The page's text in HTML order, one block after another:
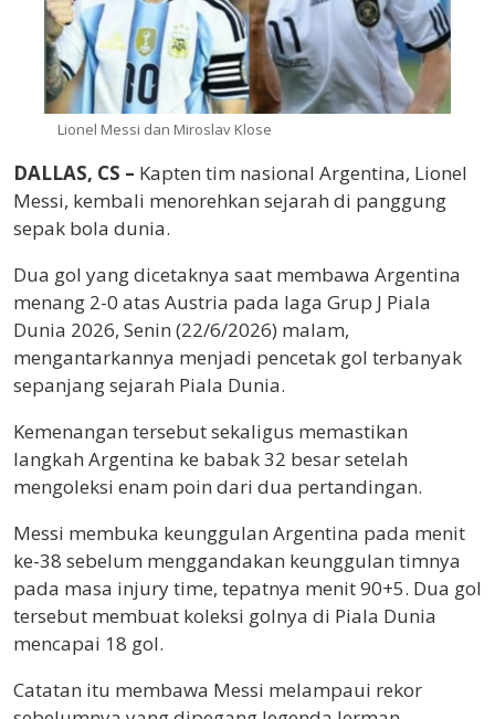
Lionel Messi dan Miroslav Klose
DALLAS, CS – Kapten tim nasional Argentina, Lionel
Messi, kembali menorehkan sejarah di panggung
sepak bola dunia.
Dua gol yang dicetaknya saat membawa Argentina
menang 2-0 atas Austria pada laga Grup J Piala
Dunia 2026, Senin (22/6/2026) malam,
mengantarkannya menjadi pencetak gol terbanyak
sepanjang sejarah Piala Dunia.
Kemenangan tersebut sekaligus memastikan
langkah Argentina ke babak 32 besar setelah
mengoleksi enam poin dari dua pertandingan.
Messi membuka keunggulan Argentina pada menit
ke-38 sebelum menggandakan keunggulan timnya
pada masa injury time, tepatnya menit 90+5. Dua gol
tersebut membuat koleksi golnya di Piala Dunia
mencapai 18 gol.
Catatan itu membawa Messi melampaui rekor